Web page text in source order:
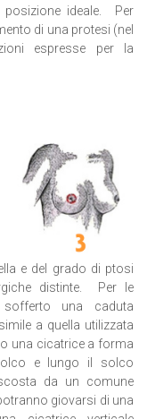
ideale. Per
di una protesi (nel
espresse per la
e del grado di ptosi
distinte. Per le
una caduta
a quella utilizzata
una cicatrice a forma
e lungo il solco
da un comune
giovarsi di una